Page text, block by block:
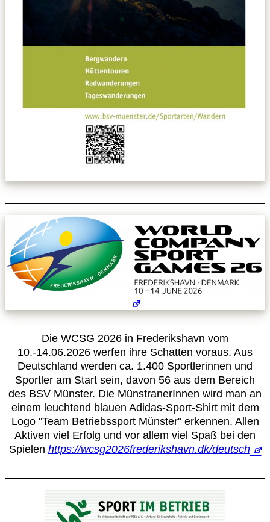
Die WCSG 2026 in Frederikshavn vom
10.-14.06.2026 werfen ihre Schatten voraus. Aus
Deutschland werden ca. 1.400 Sportlerinnen und
Sportler am Start sein, davon 56 aus dem Bereich
des BSV Münster. Die MünstranerInnen wird man an
einem leuchtend blauen Adidas-Sport-Shirt mit dem
Logo "Team Betriebssport Münster" erkennen. Allen
Aktiven viel Erfolg und vor allem viel Spaß bei den
Spielen https://wcsg2026frederikshavn.dk/deutsch